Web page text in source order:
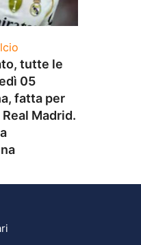
tutte le
05
fatta per
Madrid.